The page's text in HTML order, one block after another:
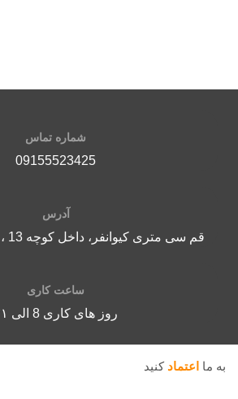
شماره تماس
09155523425
آدرس
قم سی متری کیوانفر، داخل کوچه 13 ، فروشگاه حسینی
ساعت کاری
روز های کاری 8 الی ۲۱
به ما اعتماد کنید